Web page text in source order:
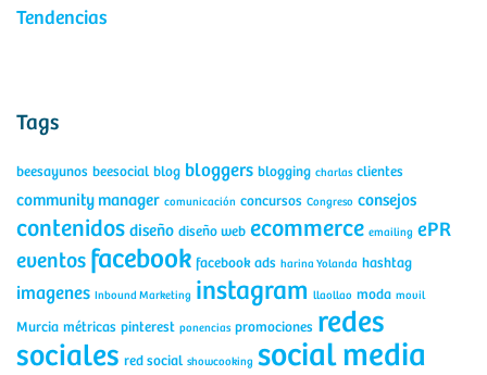
Tendencias
Tags
beesayunos beesocial blog bloggers blogging charlas clientes
community manager comunicación concursos Congreso consejos
contenidos diseño diseño web ecommerce emailing ePR
eventos facebook facebook ads harina Yolanda hashtag
imagenes Inbound Marketing instagram llaollao moda movil
Murcia métricas pinterest ponencias promociones redes
sociales red social showcooking social media